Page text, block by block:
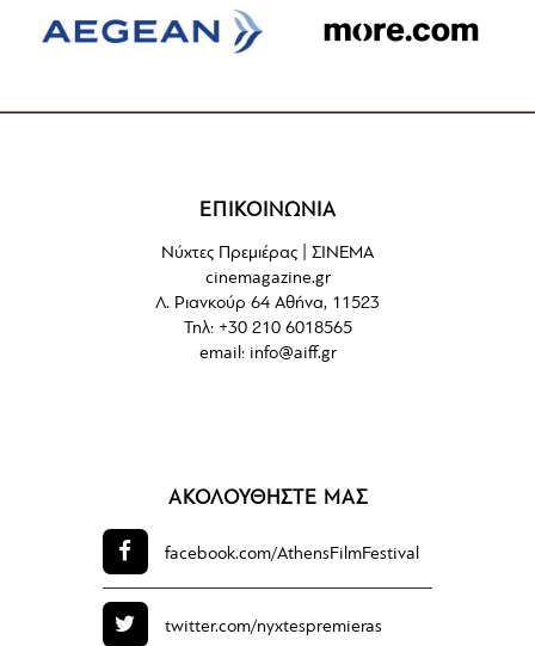
ΕΠΙΚΟΙΝΩΝΙΑ
Νύχτες Πρεμιέρας | ΣΙΝΕΜΑ
cinemagazine.gr
Λ. Ριανκούρ 64 Αθήνα, 11523
Τηλ: +30 210 6018565
email: info@aiff.gr
ΑΚΟΛΟΥΘΗΣΤΕ ΜΑΣ
facebook.com/AthensFilmFestival
twitter.com/nyxtespremieras